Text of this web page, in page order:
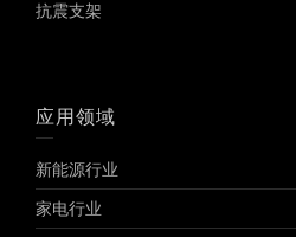
抗震支架
应用领域
新能源行业
家电行业